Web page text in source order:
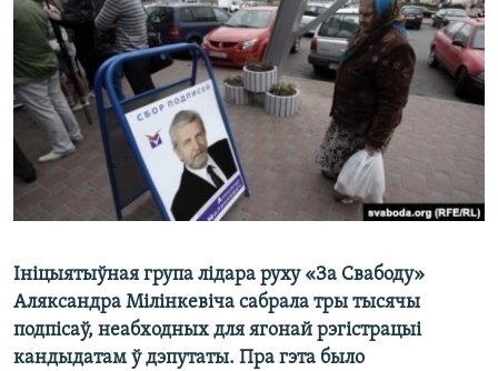
КУЛЬТУРА
КАЛЯНДАР
МОВА
НА ХВАЛЯХ СВАБОДЫ
Ініцыятыўная група лідара руху «За Свабоду»
Аляксандра Мілінкевіча сабрала тры тысячы
подпісаў, неабходных для ягонай рэгістрацыі
кандыдатам ў дэпутаты. Пра гэта было